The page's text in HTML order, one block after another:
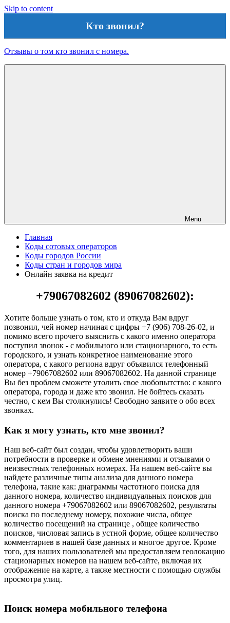
Skip to content
Кто звонил?
Отзывы о том кто звонил с номера.
Menu
Главная
Коды сотовых операторов
Коды городов России
Коды стран и городов мира
Онлайн заявка на кредит
+79067082602 (89067082602):
Хотите больше узнать о том, кто и откуда Вам вдруг
позвонил, чей номер начиная с цифры +7 (906) 708-26-02, и
помимо всего прочего выяснить с какого именно оператора
поступил звонок - с мобильного или стационарного, то есть
городского, и узнать конкретное наименование этого
оператора, с какого региона вдруг объявился телефонный
номер +79067082602 или 89067082602. На данной странице
Вы без проблем сможете утолить свое любопытство: с какого
оператора, города и даже кто звонил. Не бойтесь сказать
честно, с кем Вы столкнулись! Свободно заявите о обо всех
звонках.
Как я могу узнать, кто мне звонил?
Наш веб-сайт был создан, чтобы удовлетворить ваши
потребности в проверке и обмене мнениями и отзывами о
неизвестных телефонных номерах. На нашем веб-сайте вы
найдете различные типы анализа для данного номера
телефона, такие как: диаграммы частотного поиска для
данного номера, количество индивидуальных поисков для
данного номера +79067082602 или 89067082602, результаты
поиска по последнему номеру, похожие числа, общее
количество посещений на странице , общее количество
поисков, числовая запись в устной форме, общее количество
комментариев в нашей базе данных и многое другое. Кроме
того, для наших пользователей мы предоставляем геолокацию
стационарных номеров на нашем веб-сайте, включая их
отображение на карте, а также местности с помощью службы
просмотра улиц.
Поиск номера мобильного телефона